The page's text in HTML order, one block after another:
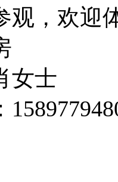
观，欢迎
女士